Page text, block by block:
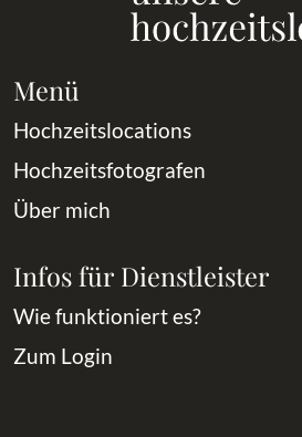
Menü
Hochzeitslocations
Hochzeitsfotografen
Über mich
Infos für Dienstleister
Wie funktioniert es?
Zum Login